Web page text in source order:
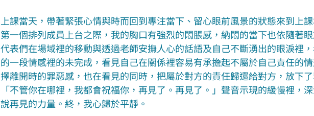
上課當天，帶著緊張心情與時而回到專注當下、留心眼前風景的狀態來到上
第一個排列成員上台之際，我的胸口有強烈的悶脹感，納悶的當下也依隨著
代表們在場域裡的移動與透過老師安撫人心的話語及自己不斷湧出的眼淚裡
的一段情感裡的未完成，看見自己在關係裡容易有承擔起不屬於自己責任的
擇離開時的罪惡感，也在看見的同時，把屬於對方的責任歸還給對方，放下
「不管你在哪裡，我都會祝福你，再見了。再見了。」聲音示現的緩慢裡，
說再見的力量。終，我心歸於平靜。